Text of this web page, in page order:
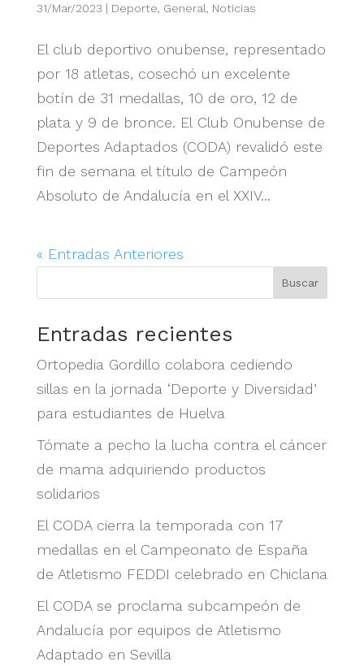
31/Mar/2023 | Deporte General Noticias
El club deportivo onubense, representado
por 18 atletas, cosechó un excelente
botín de 31 medallas, 10 de oro, 12 de
plata y 9 de bronce. El Club Onubense de
Deportes Adaptados (CODA) revalidó este
fin de semana el título de Campeón
Absoluto de Andalucía en el XXIV...
« Entradas Anteriores
Buscar
Entradas recientes
Ortopedia Gordillo colabora cediendo
sillas en la jornada ‘Deporte y Diversidad’
para estudiantes de Huelva
Tómate a pecho la lucha contra el cáncer
de mama adquiriendo productos
solidarios
El CODA cierra la temporada con 17
medallas en el Campeonato de España
de Atletismo FEDDI celebrado en Chiclana
El CODA se proclama subcampeón de
Andalucía por equipos de Atletismo
Adaptado en Sevilla